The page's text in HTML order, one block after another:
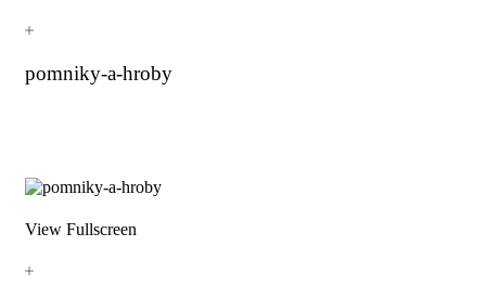
pomniky-a-hroby
View Fullscreen